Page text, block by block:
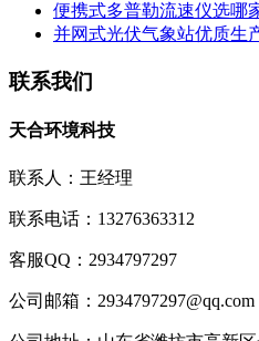
便携式多普勒流速仪选哪
并网式光伏气象站优质生
联系我们
天合环境科技
联系人：王经理
联系电话：13276363312
客服QQ：2934797297
公司邮箱：2934797297@qq.com